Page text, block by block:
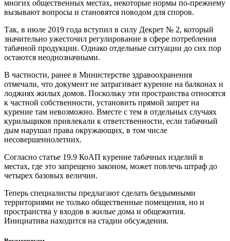
многих общественных местах, некоторые нормы по-прежнему
вызывают вопросы и становятся поводом для споров.
Так, в июле 2019 года вступил в силу Декрет № 2, который
значительно ужесточил регулирование в сфере потребления
табачной продукции. Однако отдельные ситуации до сих пор
остаются неоднозначными.
В частности, ранее в Министерстве здравоохранения
отмечали, что документ не затрагивает курение на балконах и
лоджиях жилых домов. Поскольку эти пространства относятся
к частной собственности, установить прямой запрет на
курение там невозможно. Вместе с тем в отдельных случаях
курильщиков привлекали к ответственности, если табачный
дым нарушал права окружающих, в том числе
несовершеннолетних.
Согласно статье 19.9 КоАП курение табачных изделий в
местах, где это запрещено законом, может повлечь штраф до
четырех базовых величин.
Теперь специалисты предлагают сделать бездымными
территориями не только общественные помещения, но и
пространства у входов в жилые дома и общежития.
Инициатива находится на стадии обсуждения.